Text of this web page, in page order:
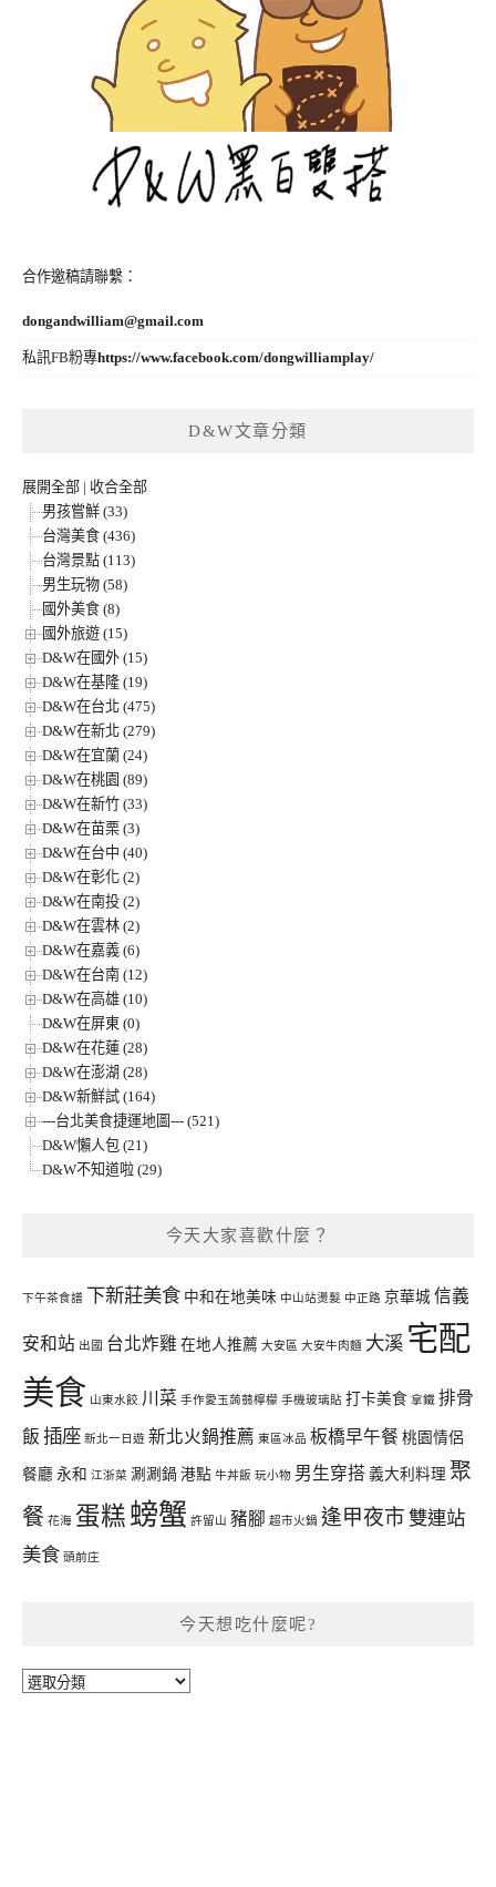
合作邀稿請聯繫：
dongandwilliam@gmail.com
私訊FB粉專https://www.facebook.com/dongwilliamplay/
D&W文章分類
展開全部 | 收合全部
男孩嘗鮮 (33)
台灣美食 (436)
台灣景點 (113)
男生玩物 (58)
國外美食 (8)
國外旅遊 (15)
D&W在國外 (15)
D&W在基隆 (19)
D&W在台北 (475)
D&W在新北 (279)
D&W在宜蘭 (24)
D&W在桃園 (89)
D&W在新竹 (33)
D&W在苗栗 (3)
D&W在台中 (40)
D&W在彰化 (2)
D&W在南投 (2)
D&W在雲林 (2)
D&W在嘉義 (6)
D&W在台南 (12)
D&W在高雄 (10)
D&W在屏東 (0)
D&W在花蓮 (28)
D&W在澎湖 (28)
D&W新鮮試 (164)
---台北美食捷運地圖--- (521)
D&W懶人包 (21)
D&W不知道啦 (29)
今天大家喜歡什麼？
下午茶食譜 下新莊美食 中和在地美味 中山站燙髮 中正路 京華城 信義
安和站 出國 台北炸雞 在地人推薦 大安區 大安牛肉麵 大溪 宅配
美食 山東水餃 川菜 手作愛玉蒟蒻檸檬 手機玻璃貼 打卡美食 拿鐵 排骨
飯 插座 新北一日遊 新北火鍋推薦 東區冰品 板橋早午餐 桃園情侶
餐廳 永和 江浙菜 涮涮鍋 港點 牛丼飯 玩小物 男生穿搭 義大利料理 聚
餐 花海 蛋糕 螃蟹 許留山 豬腳 超市火鍋 逢甲夜市 雙連站
美食 頭前庄
今天想吃什麼呢?
今